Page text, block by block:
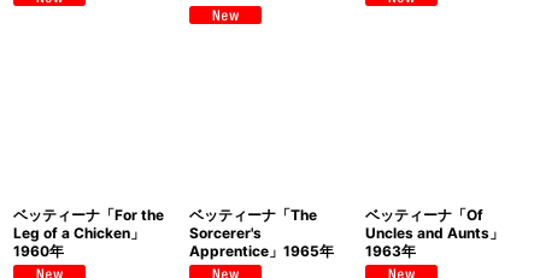
ベッティーナ「For the
Leg of a Chicken」
1960年
ベッティーナ「The
Sorcerer's
Apprentice」1965年
ベッティーナ「Of
Uncles and Aunts」
1963年